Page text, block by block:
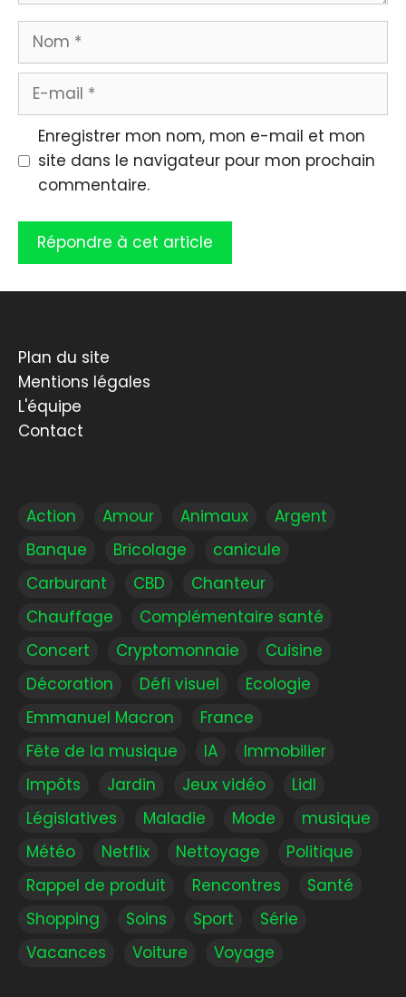
Nom
Enregistrer mon nom, mon e-mail et mon
site dans le navigateur pour mon prochain
commentaire.
Plan du site
Mentions légales
L'équipe
Contact
Action Amour Animaux
Argent
Banque
Bricolage
canicule
Carburant
CBD
Chanteur
Chauffage
Complémentaire santé
Concert
Cryptomonnaie
Cuisine
Décoration
Défi visuel
Ecologie
Emmanuel Macron
France
Fête de la musique
IA
Immobilier
Impôts
Jardin Jeux vidéo
Lidl
Législatives
Maladie Mode
musique
Météo
Netflix Nettoyage
Politique
Rappel de produit
Rencontres
Santé
Shopping
Soins Sport
Série
Vacances
Voiture Voyage